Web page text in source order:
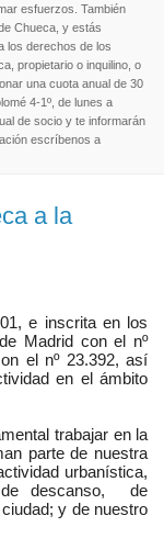
esfuerzos. También
Chueca, y estás
los derechos de los
propietario o inquilino, o
una cuota anual de 30
4-1º, de lunes a
de socio y te informarán
escríbenos a
a la
e inscrita en los
Madrid con el nº
el nº 23.392, así
en el ámbito
trabajar en la
parte de nuestra
urbanística,
de descanso, de
y de nuestro